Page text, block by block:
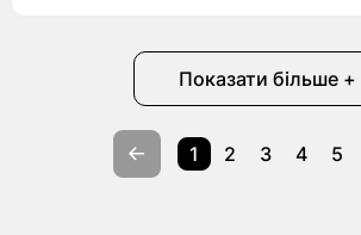
Показати більше +
1 2 3 4 5